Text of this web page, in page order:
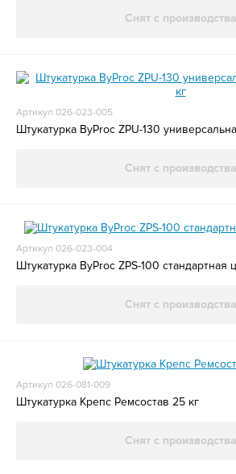
Снят с производства
Артикул 026-023-005
Штукатурка ByProc ZPU-130
Снят с производства
Артикул 026-023-004
Штукатурка ByProc ZPS-100 стандартная
Снят с производства
Артикул 026-081-009
Штукатурка Крепс Ремсостав 25 кг
Снят с производства